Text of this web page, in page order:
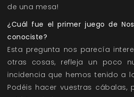
de una mesa!
¿Cuál fue el primer juego de
conociste?
Esta pregunta nos parecía
otras cosas, refleja un poco
incidencia que hemos tenido a
Podéis hacer vuestras cábalas,